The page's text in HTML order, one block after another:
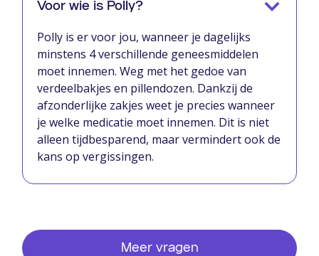
Voor wie is Polly?
Polly is er voor jou, wanneer je dagelijks
minstens 4 verschillende geneesmiddelen
moet innemen. Weg met het gedoe van
verdeelbakjes en pillendozen. Dankzij de
afzonderlijke zakjes weet je precies wanneer
je welke medicatie moet innemen. Dit is niet
alleen tijdbesparend, maar vermindert ook de
kans op vergissingen.
Meer vragen